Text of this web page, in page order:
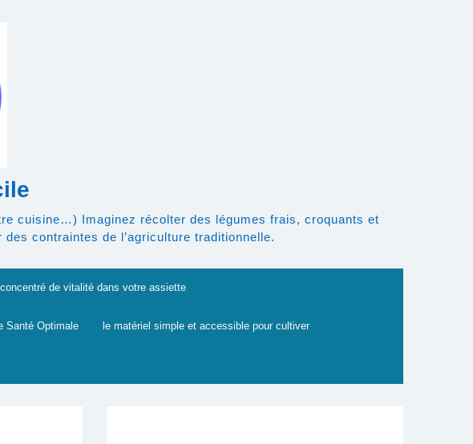
cuisine…) Imaginez récolter des légumes frais, croquants et
contraintes de l’agriculture traditionnelle.
de vitalité dans votre assiette
Santé Optimale le matériel simple et accessible pour cultiver